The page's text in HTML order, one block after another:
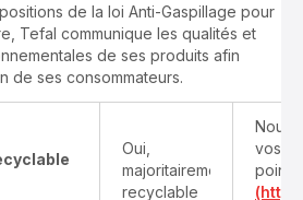
de la loi Anti-Gaspillage pour
Tefal communique les qualités et
de ses produits afin
de ses consommateurs.
Oui,
majoritairement
recyclable
Nous
vos